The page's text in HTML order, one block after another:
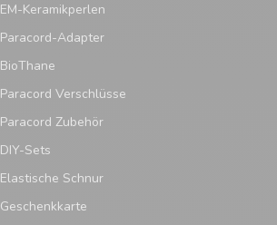
EM-Keramikperlen
Paracord-Adapter
BioThane
Paracord Verschlüsse
Paracord Zubehör
DIY-Sets
Elastische Schnur
Geschenkkarte